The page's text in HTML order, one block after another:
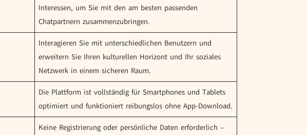
Interessen, um Sie mit den am besten passenden
Chatpartnern zusammenzubringen.
Interagieren Sie mit unterschiedlichen Benutzern und
erweitern Sie Ihren kulturellen Horizont und Ihr soziales
Netzwerk in einem sicheren Raum.
Die Plattform ist vollständig für Smartphones und Tablets
optimiert und funktioniert reibungslos ohne App-Download.
Keine Registrierung oder persönliche Daten erforderlich –